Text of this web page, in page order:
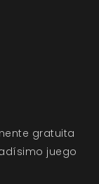
gratuita
juego